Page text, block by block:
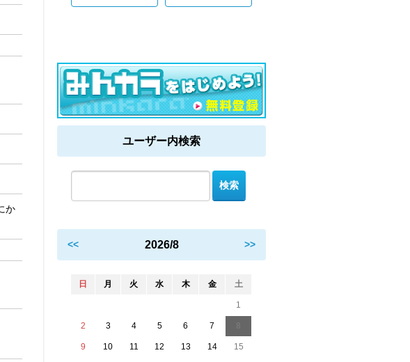
か
ユーザー内検索
<< 2026/8 >>
日 月 火 水 木 金 土
1
2 3 4 5 6 7
9 10 11 12 13 14 15